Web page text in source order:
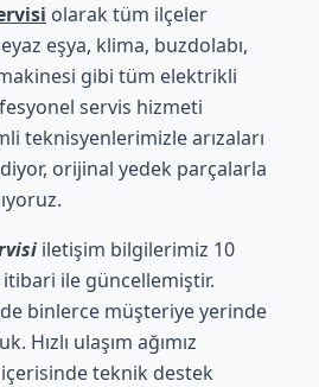
olarak tüm ilçeler
eşya, klima, buzdolabı,
gibi tüm elektrikli
servis hizmeti
teknisyenlerimizle arızaları
orijinal yedek parçalarla
iletişim bilgilerimiz 10
ile güncellemiştir.
binlerce müşteriye yerinde
Hızlı ulaşım ağımız
teknik destek